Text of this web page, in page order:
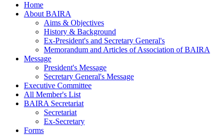
Home
About BAIRA
Aims & Objectives
History & Background
Ex-President's and Secretary General's
Memorandum and Articles of Association of BAIRA
Message
President's Message
Secretary General's Message
Executive Committee
All Member's List
BAIRA Secretariat
Secretariat
Ex-Secretary
Forms